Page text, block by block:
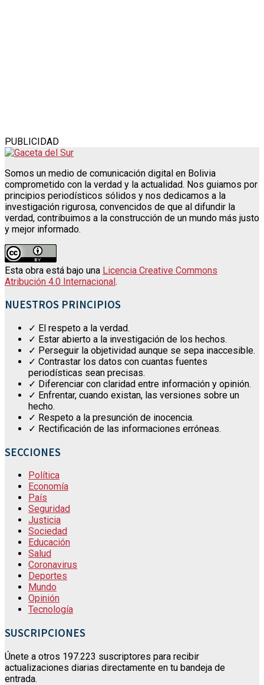
PUBLICIDAD
Somos un medio de comunicación digital en Bolivia
comprometido con la verdad y la actualidad. Nos guiamos por
principios periodísticos sólidos y nos dedicamos a la
investigación rigurosa, convencidos de que al difundir la
verdad, contribuimos a la construcción de un mundo más justo
y mejor informado.
Esta obra está bajo una Licencia Creative Commons
Atribución 4.0 Internacional.
NUESTROS PRINCIPIOS
✓ El respeto a la verdad.
✓ Estar abierto a la investigación de los hechos.
✓ Perseguir la objetividad aunque se sepa inaccesible.
✓ Contrastar los datos con cuantas fuentes
periodísticas sean precisas.
✓ Diferenciar con claridad entre información y opinión.
✓ Enfrentar, cuando existan, las versiones sobre un
hecho.
✓ Respeto a la presunción de inocencia.
✓ Rectificación de las informaciones erróneas.
SECCIONES
Política
Economía
País
Seguridad
Justicia
Sociedad
Educación
Salud
Coronavirus
Deportes
Mundo
Opinión
Tecnología
SUSCRIPCIONES
Únete a otros 197.223 suscriptores para recibir
actualizaciones diarias directamente en tu bandeja de
entrada.